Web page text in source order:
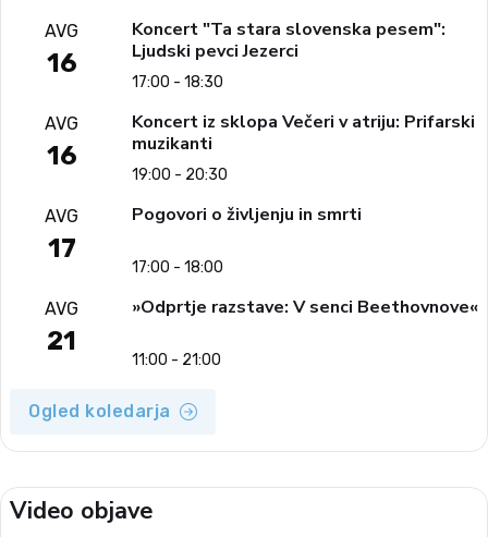
AVG
16
Koncert "Ta stara slovenska pesem":
Ljudski pevci Jezerci
17:00 - 18:30
AVG
16
Koncert iz sklopa Večeri v atriju: Prifarski
muzikanti
19:00 - 20:30
AVG
17
Pogovori o življenju in smrti
17:00 - 18:00
AVG
21
»Odprtje razstave: V senci Beethovnove«
11:00 - 21:00
Ogled koledarja
Video objave